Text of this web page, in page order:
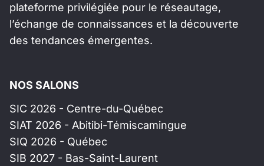
plateforme privilégiée pour le réseautage,
l’échange de connaissances et la découverte
des tendances émergentes.
NOS SALONS
SIC 2026 - Centre-du-Québec
SIAT 2026 - Abitibi-Témiscamingue
SIQ 2026 - Québec
SIB 2027 - Bas-Saint-Laurent